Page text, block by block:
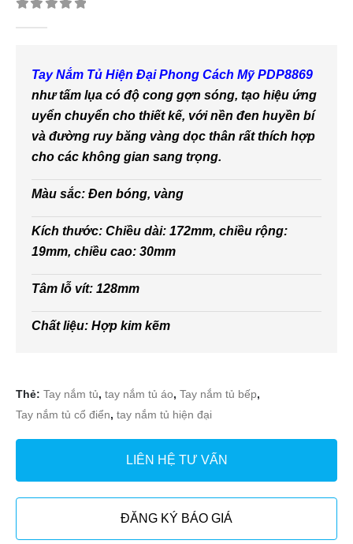
Tay Nắm Tủ Hiện Đại Phong Cách Mỹ PDP8869
như tấm lụa có độ cong gợn sóng, tạo hiệu ứng
uyển chuyển cho thiết kế, với nền đen huyền bí
và đường ruy băng vàng dọc thân rất thích hợp
cho các không gian sang trọng.
Màu sắc: Đen bóng, vàng
Kích thước: Chiều dài: 172mm, chiều rộng:
19mm, chiều cao: 30mm
Tâm lỗ vít: 128mm
Chất liệu: Hợp kim kẽm
Thẻ: Tay nắm tủ, tay nắm tủ áo, Tay nắm tủ bếp,
Tay nắm tủ cổ điển, tay nắm tủ hiện đại
LIÊN HỆ TƯ VẤN
ĐĂNG KÝ BÁO GIÁ